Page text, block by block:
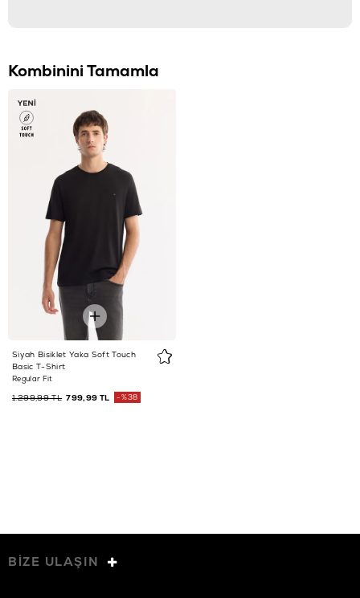
Kombinini Tamamla
Siyah Bisiklet Yaka Soft Touch
Basic T-Shirt
Regular Fit
799,99 TL
1.299,99 TL %38
BİZE ULAŞIN